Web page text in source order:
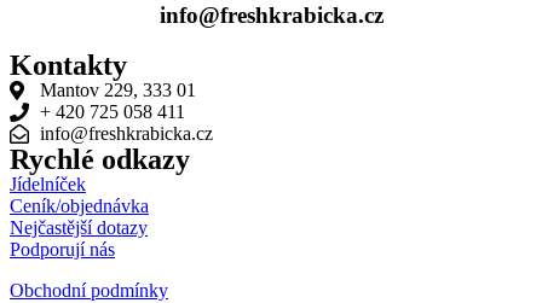
info@freshkrabicka.cz
Kontakty
Mantov 229, 333 01
+ 420 725 058 411
info@freshkrabicka.cz
Rychlé odkazy
Jídelníček
Ceník/objednávka
Nejčastější dotazy
Podporují nás
Obchodní podmínky